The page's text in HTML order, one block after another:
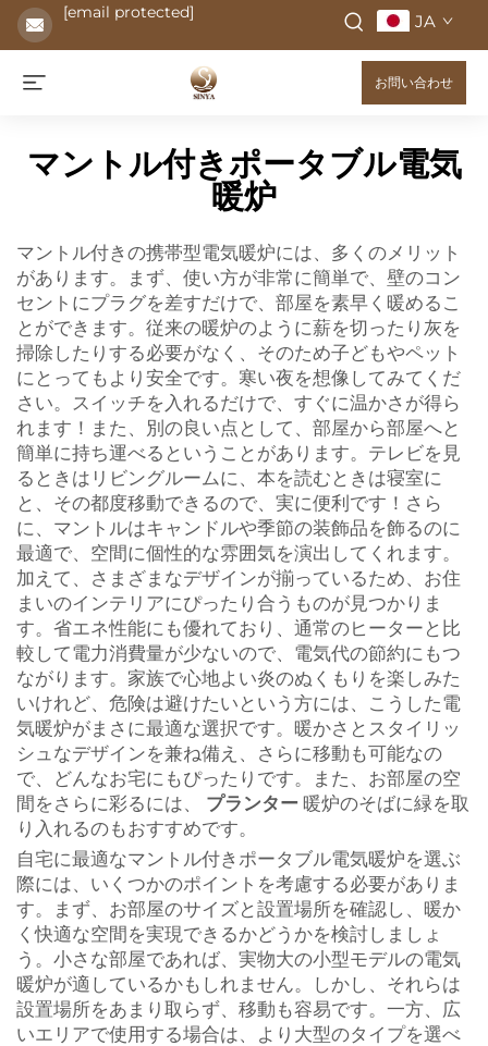
[email protected] JA
お問い合わせ
マントル付きポータブル電気
暖炉
マントル付きの携帯型電気暖炉には、多くのメリット
があります。まず、使い方が非常に簡単で、壁のコン
セントにプラグを差すだけで、部屋を素早く暖めるこ
とができます。従来の暖炉のように薪を切ったり灰を
掃除したりする必要がなく、そのため子どもやペット
にとってもより安全です。寒い夜を想像してみてくだ
さい。スイッチを入れるだけで、すぐに温かさが得ら
れます！また、別の良い点として、部屋から部屋へと
簡単に持ち運べるということがあります。テレビを見
るときはリビングルームに、本を読むときは寝室に
と、その都度移動できるので、実に便利です！さら
に、マントルはキャンドルや季節の装飾品を飾るのに
最適で、空間に個性的な雰囲気を演出してくれます。
加えて、さまざまなデザインが揃っているため、お住
まいのインテリアにぴったり合うものが見つかりま
す。省エネ性能にも優れており、通常のヒーターと比
較して電力消費量が少ないので、電気代の節約にもつ
ながります。家族で心地よい炎のぬくもりを楽しみた
いけれど、危険は避けたいという方には、こうした電
気暖炉がまさに最適な選択です。暖かさとスタイリッ
シュなデザインを兼ね備え、さらに移動も可能なの
で、どんなお宅にもぴったりです。また、お部屋の空
間をさらに彩るには、 プランター 暖炉のそばに緑を取
り入れるのもおすすめです。
自宅に最適なマントル付きポータブル電気暖炉を選ぶ
際には、いくつかのポイントを考慮する必要がありま
す。まず、お部屋のサイズと設置場所を確認し、暖か
く快適な空間を実現できるかどうかを検討しましょ
う。小さな部屋であれば、実物大の小型モデルの電気
暖炉が適しているかもしれません。しかし、それらは
設置場所をあまり取らず、移動も容易です。一方、広
いエリアで使用する場合は、より大型のタイプを選べ